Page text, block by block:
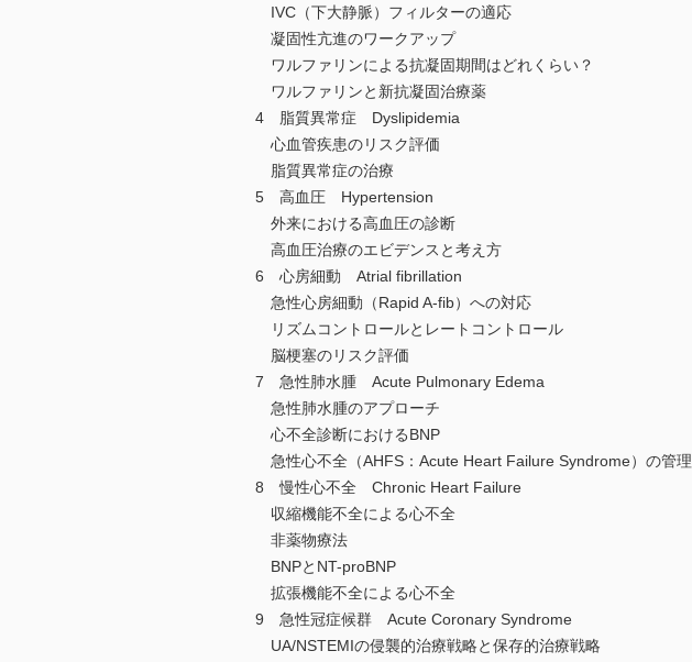
IVC（下大静脈）フィルターの適応
凝固性亢進のワークアップ
ワルファリンによる抗凝固期間はどれくらい？
ワルファリンと新抗凝固治療薬
4 脂質異常症 Dyslipidemia
心血管疾患のリスク評価
脂質異常症の治療
5 高血圧 Hypertension
外来における高血圧の診断
高血圧治療のエビデンスと考え方
6 心房細動 Atrial fibrillation
急性心房細動（Rapid A-fib）への対応
リズムコントロールとレートコントロール
脳梗塞のリスク評価
7 急性肺水腫 Acute Pulmonary Edema
急性肺水腫のアプローチ
心不全診断におけるBNP
急性心不全（AHFS：Acute Heart Failure Syndrome）の管理
8 慢性心不全 Chronic Heart Failure
収縮機能不全による心不全
非薬物療法
BNPとNT-proBNP
拡張機能不全による心不全
9 急性冠症候群 Acute Coronary Syndrome
UA/NSTEMIの侵襲的治療戦略と保存的治療戦略